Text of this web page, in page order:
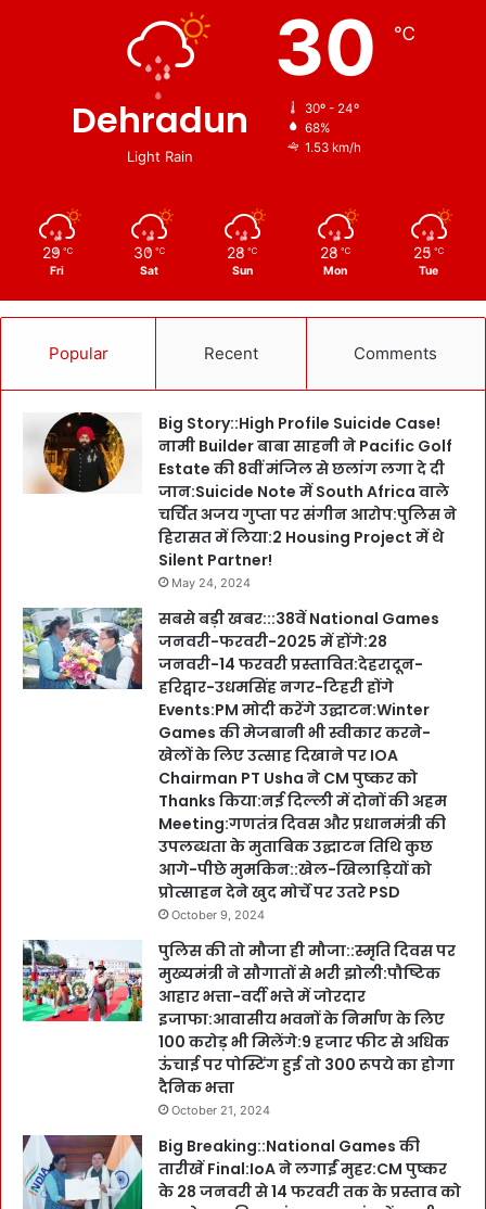
Dehradun
Light Rain
30 ℃
30º - 24º
68%
1.53 km/h
29 ℃
Fri
30 ℃
Sat
28 ℃
Sun
28 ℃
Mon
25 ℃
Tue
Popular Recent Comments
Big Story::High Profile Suicide Case!
नामी Builder बाबा साहनी ने Pacific Golf
Estate की 8वीं मंजिल से छलांग लगा दे दी
जान:Suicide Note में South Africa वाले
चर्चित अजय गुप्ता पर संगीन आरोप:पुलिस ने
हिरासत में लिया:2 Housing Project में थे
Silent Partner!
May 24, 2024
सबसे बड़ी खबर:::38वें National Games
जनवरी-फरवरी-2025 में होंगे:28
जनवरी-14 फरवरी प्रस्तावित:देहरादून-
हरिद्वार-उधमसिंह नगर-टिहरी होंगे
Events:PM मोदी करेंगे उद्घाटन:Winter
Games की मेजबानी भी स्वीकार करने-
खेलों के लिए उत्साह दिखाने पर IOA
Chairman PT Usha ने CM पुष्कर को
Thanks किया:नई दिल्ली में दोनों की अहम
Meeting:गणतंत्र दिवस और प्रधानमंत्री की
उपलब्धता के मुताबिक उद्घाटन तिथि कुछ
आगे-पीछे मुमकिन::खेल-खिलाड़ियों को
प्रोत्साहन देने खुद मोर्चे पर उतरे PSD
October 9, 2024
पुलिस की तो मौजा ही मौजा::स्मृति दिवस पर
मुख्यमंत्री ने सौगातों से भरी झोली:पौष्टिक
आहार भत्ता-वर्दी भत्ते में जोरदार
इजाफा:आवासीय भवनों के निर्माण के लिए
100 करोड़ भी मिलेंगे:9 हजार फीट से अधिक
ऊंचाई पर पोस्टिंग हुई तो 300 रूपये का होगा
दैनिक भत्ता
October 21, 2024
Big Breaking::National Games की
तारीखें Final:IoA ने लगाईं मुहर:CM पुष्कर
के 28 जनवरी से 14 फरवरी तक के प्रस्ताव को